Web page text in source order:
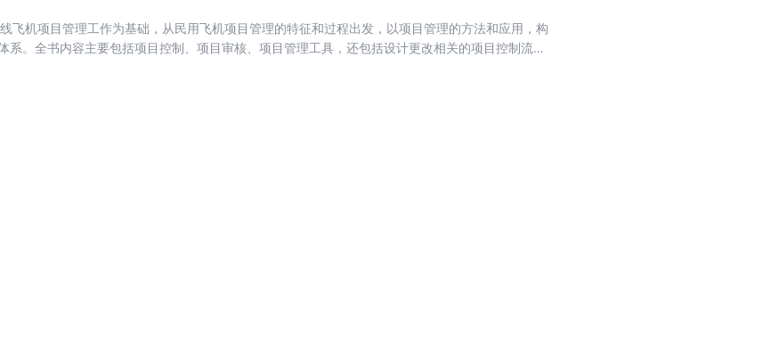
飞机项目管理工作为基础，从民用飞机项目管理的特征和过程出发，以项目管理的方法和应用，构
系。全书内容主要包括项目控制、项目审核、项目管理工具，还包括设计更改相关的项目控制流